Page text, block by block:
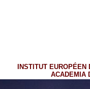
INSTITUT EUROPÉEN
ACADEMIA